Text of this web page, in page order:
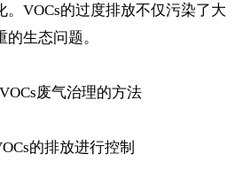
。VOCs的过度排放不仅污染了大
生态问题。
废气治理的方法
的排放进行控制